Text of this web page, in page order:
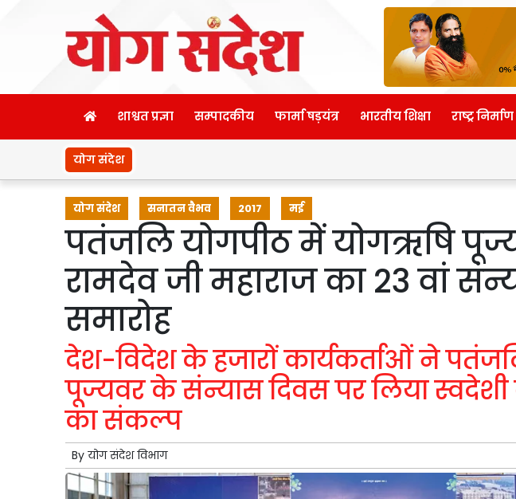
शाश्वत प्रज्ञा सम्पादकीय फार्मा षड़यंत्र भारतीय शिक्षा राष्ट्र निर्माण
योग संदेश
योग संदेश सनातन वैभव 2017 मई
पतंजलि योगपीठ में योगऋषि
रामदेव जी महाराज का 23 वां
समारोह
देश-विदेश के हजारों कार्यकर्ताओं ने
पूज्यवर के संन्यास दिवस पर लिया स्वदेशी व
का संकल्प
By योग संदेश विभाग